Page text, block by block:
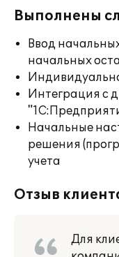
Выполнены
Ввод
начальных
Интеграция с
Начальные
решения
учета
Отзыв
Для